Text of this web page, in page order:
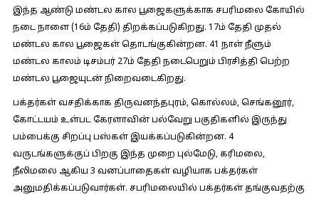
இந்த ஆண்டு மண்டல கால பூஜைகளுக்காக சபரிமலை கோயில்
நடை நாளை (16ம் தேதி) திறக்கப்படுகிறது. 17ம் தேதி முதல்
மண்டல கால பூஜைகள் தொடங்குகின்றன. 41 நாள் நீளும்
மண்டல காலம் டிசம்பர் 27ம் தேதி நடைபெறும் பிரசித்தி பெற்ற
மண்டல பூஜையுடன் நிறைவடைகிறது.
பக்தர்கள் வசதிக்காக திருவனந்தபுரம், கொல்லம், செங்கனூர்,
கோட்டயம் உள்பட கேரளாவின் பல்வேறு பகுதிகளில் இருந்து
பம்பைக்கு சிறப்பு பஸ்கள் இயக்கப்படுகின்றன. 4
வருடங்களுக்குப் பிறகு இந்த முறை புல்மேடு, கரிமலை,
நீலிமலை ஆகிய 3 வனப்பாதைகள் வழியாக பக்தர்கள்
அனுமதிக்கப்படுவார்கள். சபரிமலையில் பக்தர்கள் தங்குவதற்கு